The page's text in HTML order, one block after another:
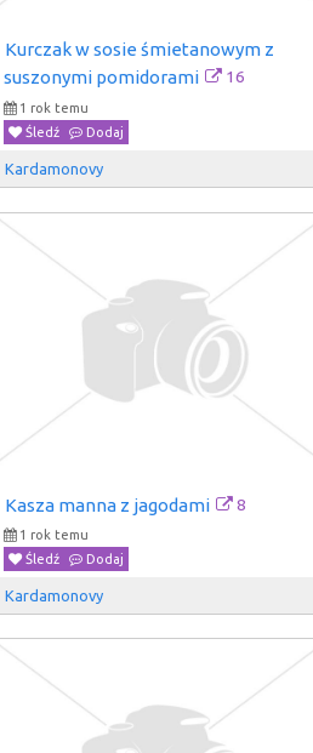
Kurczak w sosie śmietanowym z
suszonymi pomidorami
16
1 rok temu
Śledź
Dodaj
Kardamonovy
Kasza manna z jagodami 8
1 rok temu
Śledź
Dodaj
Kardamonovy